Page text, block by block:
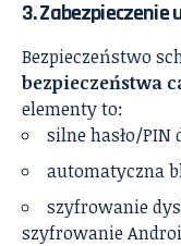
3. Zabezpieczenie
Bezpieczeństwo
bezpieczeństwa
elementy to:
silne hasło/
automatyczna
szyfrowanie
szyfrowanie